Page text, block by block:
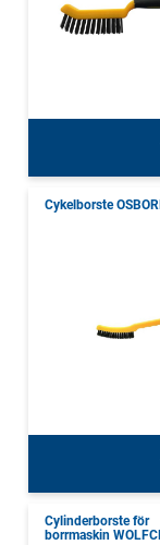
Cykelborste
Cylinderborste för
borrmaskin